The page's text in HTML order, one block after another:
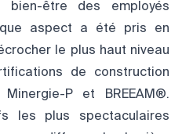
bien-être des employés
aspect a été pris en
le plus haut niveau
de construction
P et BREEAM®.
les plus spectaculaires